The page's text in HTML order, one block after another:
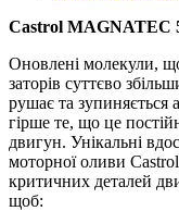
Castrol MAGNATEC
Оновлені молекули,
заторів суттєво
рушає та зупиняється
гірше те, що це
двигун. Унікальні
моторної оливи
критичних деталей
щоб: